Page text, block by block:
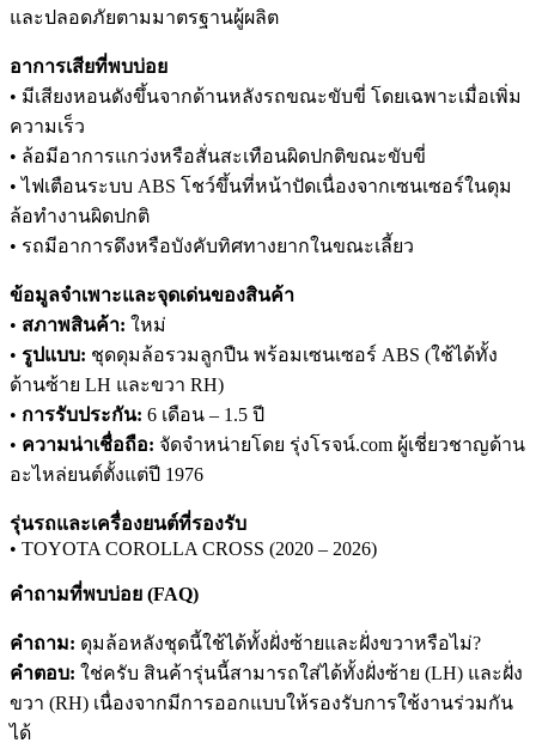
และปลอดภัยตามมาตรฐานผู้ผลิต
อาการเสียที่พบบ่อย
• มีเสียงหอนดังขึ้นจากด้านหลังรถขณะขับขี่ โดยเฉพาะเมื่อเพิ่ม
ความเร็ว
• ล้อมีอาการแกว่งหรือสั่นสะเทือนผิดปกติขณะขับขี่
• ไฟเตือนระบบ ABS โชว์ขึ้นที่หน้าปัดเนื่องจากเซนเซอร์ในดุม
ล้อทำงานผิดปกติ
• รถมีอาการดึงหรือบังคับทิศทางยากในขณะเลี้ยว
ข้อมูลจำเพาะและจุดเด่นของสินค้า
• สภาพสินค้า: ใหม่
• รูปแบบ: ชุดดุมล้อรวมลูกปืน พร้อมเซนเซอร์ ABS (ใช้ได้ทั้ง
ด้านซ้าย LH และขวา RH)
• การรับประกัน: 6 เดือน – 1.5 ปี
• ความน่าเชื่อถือ: จัดจำหน่ายโดย รุ่งโรจน์.com ผู้เชี่ยวชาญด้าน
อะไหล่ยนต์ตั้งแต่ปี 1976
รุ่นรถและเครื่องยนต์ที่รองรับ
• TOYOTA COROLLA CROSS (2020 – 2026)
คำถามที่พบบ่อย (FAQ)
คำถาม: ดุมล้อหลังชุดนี้ใช้ได้ทั้งฝั่งซ้ายและฝั่งขวาหรือไม่?
คำตอบ: ใช่ครับ สินค้ารุ่นนี้สามารถใส่ได้ทั้งฝั่งซ้าย (LH) และฝั่ง
ขวา (RH) เนื่องจากมีการออกแบบให้รองรับการใช้งานร่วมกัน
ได้